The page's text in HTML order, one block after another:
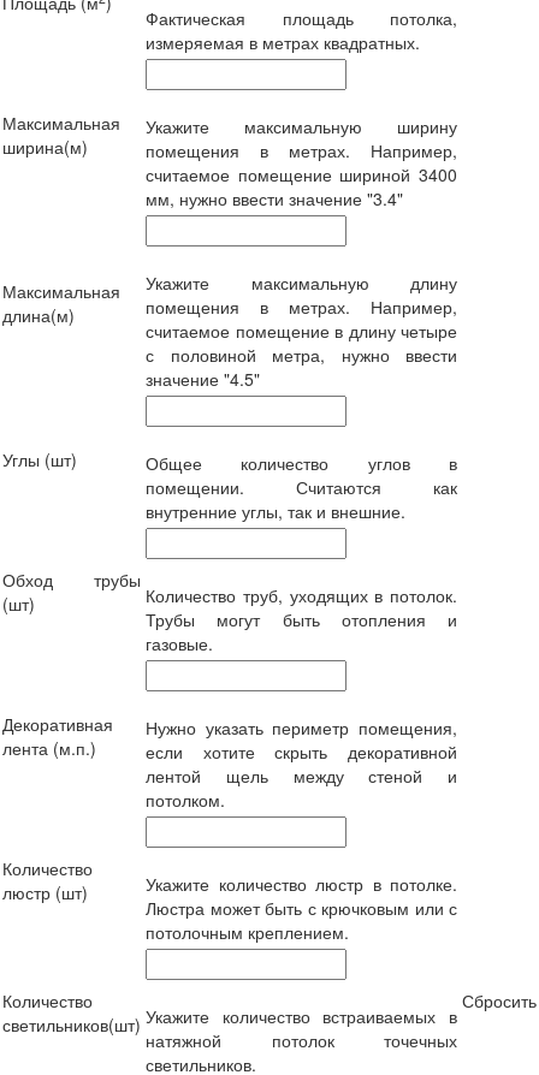
Фактическая площадь потолка,
измеряемая в метрах квадратных.
Максимальная
ширина(м)
Укажите максимальную ширину
помещения в метрах. Например,
считаемое помещение шириной 3400
мм, нужно ввести значение "3.4"
Максимальная
длина(м)
Укажите максимальную длину
помещения в метрах. Например,
считаемое помещение в длину четыре
с половиной метра, нужно ввести
значение "4.5"
Углы (шт)
Общее количество углов в
помещении. Считаются как
внутренние углы, так и внешние.
Обход трубы
(шт)
Количество труб, уходящих в потолок.
Трубы могут быть отопления и
газовые.
Декоративная
лента (м.п.)
Нужно указать периметр помещения,
если хотите скрыть декоративной
лентой щель между стеной и
потолком.
Количество
люстр (шт)
Укажите количество люстр в потолке.
Люстра может быть с крючковым или с
потолочным креплением.
Количество
светильников(шт) Укажите количество встраиваемых в
натяжной потолок точечных
светильников.
Сбросить